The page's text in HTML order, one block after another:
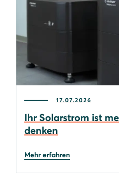
17.07.2026
Ihr Solarstrom ist
denken
Mehr erfahren